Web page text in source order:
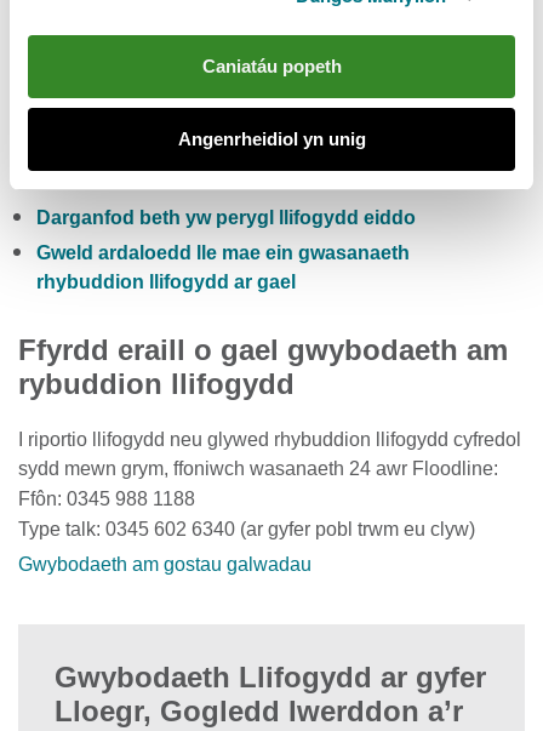
Caniatáu popeth
Angenrheidiol yn unig
Gwiriwch y risg llifogydd pum niwrnod i Gymru
Gwirio lefelau cyfredol afonydd, glawiad a lefelau’r
Darganfod beth yw perygl llifogydd eiddo
Gweld ardaloedd lle mae ein gwasanaeth
rhybuddion llifogydd ar gael
Ffyrdd eraill o gael gwybodaeth am
rybuddion llifogydd
I riportio llifogydd neu glywed rhybuddion llifogydd cyfredol
sydd mewn grym, ffoniwch wasanaeth 24 awr Floodline:
Ffôn: 0345 988 1188
Type talk: 0345 602 6340 (ar gyfer pobl trwm eu clyw)
Gwybodaeth am gostau galwadau
Gwybodaeth Llifogydd ar gyfer
Lloegr, Gogledd Iwerddon a’r